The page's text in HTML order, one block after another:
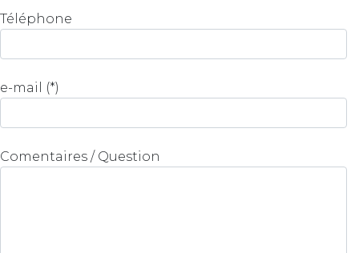
Téléphone
e-mail (*)
Comentaires / Question